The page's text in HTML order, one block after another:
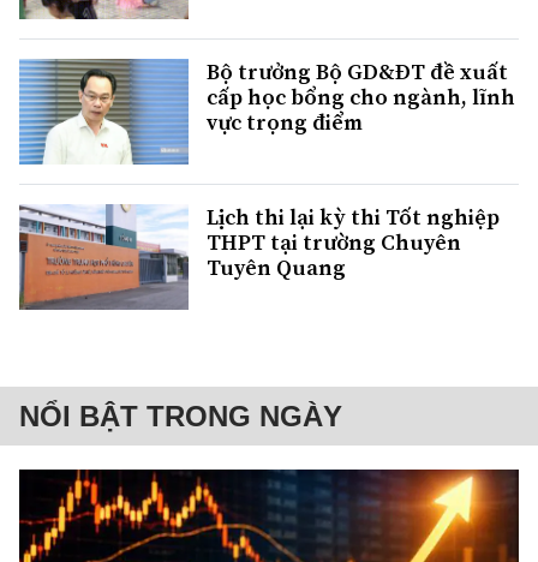
Bộ trưởng Bộ GD&ĐT đề xuất
cấp học bổng cho ngành, lĩnh
vực trọng điểm
Lịch thi lại kỳ thi Tốt nghiệp
THPT tại trường Chuyên
Tuyên Quang
NỔI BẬT TRONG NGÀY